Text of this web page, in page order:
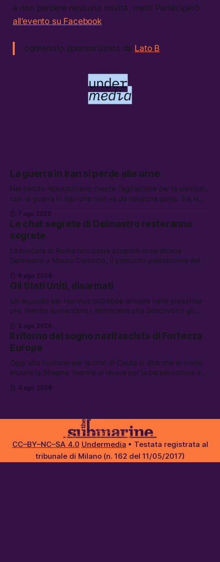
e non perdere nessuna novità, metti Parteciperò
all’evento su Facebook.
contenuto sponsorizzato da Lato B
La guerra in Iran si perde alle urne
Nel partito repubblicano cresce l’agitazione per le elezioni,
con la guerra in Iran che non va da nessuna parte. Tra le
lavoro, Schlein prova a mettere in sicurezza la coalizione, e
che cos’è lo “Spiralismo,” la religione degli agenti IA
7 ago 2026
Le chat segrete di Delmastro resteranno
segrete
La procura di Roma non potrà scoprire cosa diceva
Delmastro a Mauro Caroccia, il presunto prestanome del
attacchi in Libano, il governo chiederà 36 miliardi di
flessibilità in armi e energia, e Grokipedia è già stata
abbandonata
6 ago 2026
Gli Stati Uniti, disarmati
Un accordo per Hormuz potrebbe arrivare nelle prossime
ore, mentre aumentano i retroscena che descrivono gli
chi aspetta i dispersi di Ceuta, il boom dei carburanti
diluiti, e quanti attivisti anti data center sono stati arrestati
5 ago 2026
Il ritorno del sogno nazifascista di Fortezza
Europa
Oggi alla riunione per la crisi di Ceuta si dirà che si vuole
aiutare la Spagna, mentre si lavora per la persecuzione dei
spontanei a Gaza, un giovane di 19 anni è morto sotto il
4 ago 2026
CC–BY–NC–SA 4.0 Undermedia • Testata registrata al
tribunale di Milano (n. 162 del 11/05/2017)